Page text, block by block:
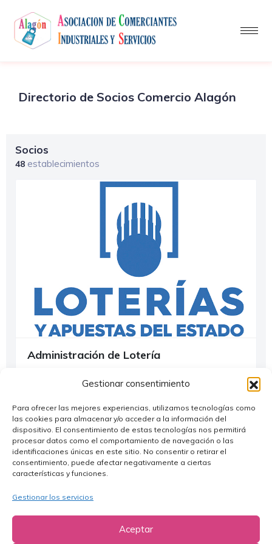
Gestionar consentimiento
Para ofrecer las mejores experiencias, utilizamos tecnologías como
las cookies para almacenar y/o acceder a la información del
dispositivo. El consentimiento de estas tecnologías nos permitirá
procesar datos como el comportamiento de navegación o las
identificaciones únicas en este sitio. No consentir o retirar el
consentimiento, puede afectar negativamente a ciertas
características y funciones.
Gestionar los servicios
Aceptar
Directorio de Socios Comercio Alagón
Socios
48 establecimientos
Administración de Lotería
Servicios